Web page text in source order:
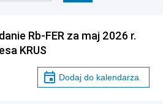
Rb-FER za maj 2026 r.
KRUS
Dodaj do kalendarza